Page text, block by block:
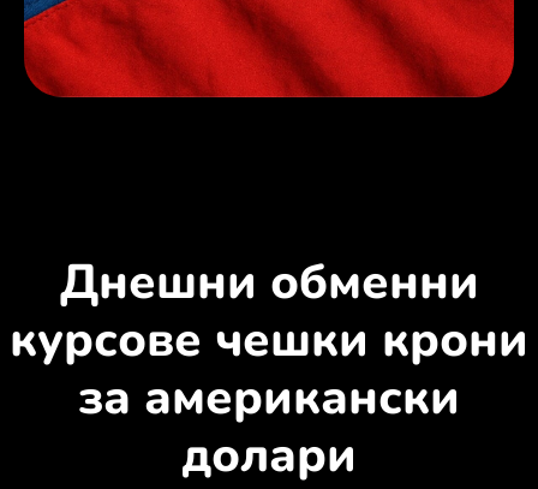
Днешни обменни
курсове чешки крони
за американски
долари